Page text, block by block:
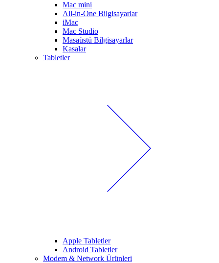
Mac mini
All-in-One Bilgisayarlar
iMac
Mac Studio
Masaüstü Bilgisayarlar
Kasalar
Tabletler
Apple Tabletler
Android Tabletler
Modem & Network Ürünleri